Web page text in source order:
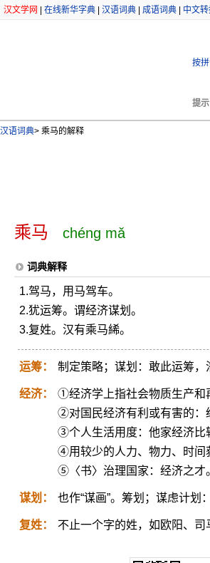
汉文学网 在线新华字典 汉语词典 成语词典 中文
按
提示
汉语词典> 乘马的解释
乘马 chéng mǎ
词典解释
1.驾马，用马驾车。
2.犹运筹。谓经济谋划。
3.复姓。汉有乘马絺。
运筹： 制定策略；谋划：敢此运筹，
经济：
①经济学上指社会物质生产和
②对国民经济有利或有害的：
③个人生活用度：他家经济比
④用较少的人力、物力、时间
⑤〈书〉治理国家：经济之才
谋划： 也作“谋画”。筹划；谋虑计划
复姓： 不止一个字的姓，如欧阳、司